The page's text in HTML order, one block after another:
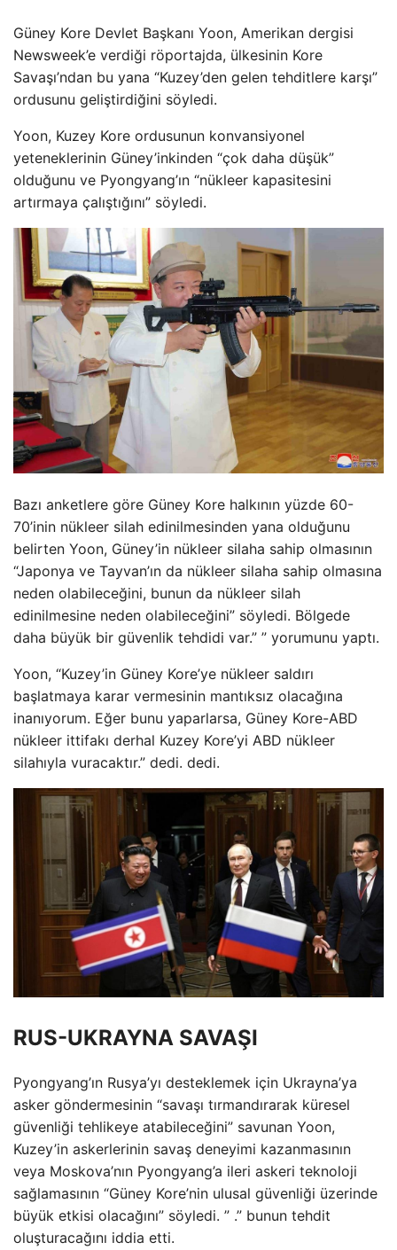
Güney Kore Devlet Başkanı Yoon, Amerikan dergisi
Newsweek’e verdiği röportajda, ülkesinin Kore
Savaşı’ndan bu yana “Kuzey’den gelen tehditlere karşı”
ordusunu geliştirdiğini söyledi.
Yoon, Kuzey Kore ordusunun konvansiyonel
yeteneklerinin Güney’inkinden “çok daha düşük”
olduğunu ve Pyongyang’ın “nükleer kapasitesini
artırmaya çalıştığını” söyledi.
Bazı anketlere göre Güney Kore halkının yüzde 60-
70’inin nükleer silah edinilmesinden yana olduğunu
belirten Yoon, Güney’in nükleer silaha sahip olmasının
“Japonya ve Tayvan’ın da nükleer silaha sahip olmasına
neden olabileceğini, bunun da nükleer silah
edinilmesine neden olabileceğini” söyledi. Bölgede
daha büyük bir güvenlik tehdidi var.” ” yorumunu yaptı.
Yoon, “Kuzey’in Güney Kore’ye nükleer saldırı
başlatmaya karar vermesinin mantıksız olacağına
inanıyorum. Eğer bunu yaparlarsa, Güney Kore-ABD
nükleer ittifakı derhal Kuzey Kore’yi ABD nükleer
silahıyla vuracaktır.” dedi. dedi.
RUS-UKRAYNA SAVAŞI
Pyongyang’ın Rusya’yı desteklemek için Ukrayna’ya
asker göndermesinin “savaşı tırmandırarak küresel
güvenliği tehlikeye atabileceğini” savunan Yoon,
Kuzey’in askerlerinin savaş deneyimi kazanmasının
veya Moskova’nın Pyongyang’a ileri askeri teknoloji
sağlamasının “Güney Kore’nin ulusal güvenliği üzerinde
büyük etkisi olacağını” söyledi. ” .” bunun tehdit
oluşturacağını iddia etti.